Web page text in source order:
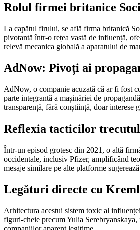
Rolul firmei britanice
La capătul firului, se află firma britanică
pivotantă într-o rețea vastă de influență,
relevă mecanica globală a aparatului de
AdNow: Pivoți ai
AdNow, o companie acuzată că ar fi fost
parte integrantă a mașinăriei de
transparență, fără conștiință, doar interese
Reflexia tacticilor
Într-un episod grotesc din 2021, o altă
occidentale, inclusiv Pfizer, amplificând
mesaje similare pe alte platforme
Legături directe cu
Arhitectura acestui sistem toxic al
figuri-cheie precum Yulia